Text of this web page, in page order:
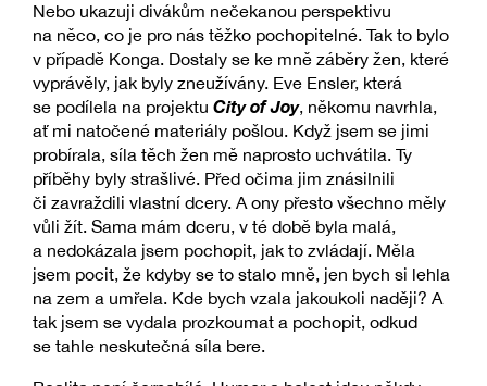
Nebo ukazuji divákům nečekanou perspektivu
na něco, co je pro nás těžko pochopitelné. Tak to bylo
v případě Konga. Dostaly se ke mně záběry žen, které
vyprávěly, jak byly zneužívány. Eve Ensler, která
se podílela na projektu City of Joy, někomu navrhla,
ať mi natočené materiály pošlou. Když jsem se jimi
probírala, síla těch žen mě naprosto uchvátila. Ty
příběhy byly strašlivé. Před očima jim znásilnili
či zavraždili vlastní dcery. A ony přesto všechno měly
vůli žít. Sama mám dceru, v té době byla malá,
a nedokázala jsem pochopit, jak to zvládají. Měla
jsem pocit, že kdyby se to stalo mně, jen bych si lehla
na zem a umřela. Kde bych vzala jakoukoli naději? A
tak jsem se vydala prozkoumat a pochopit, odkud
se tahle neskutečná síla bere.